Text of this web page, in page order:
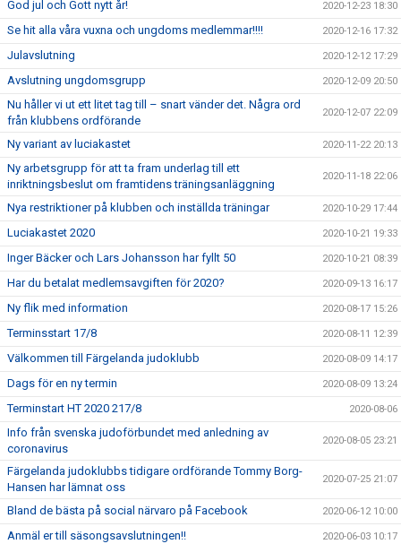
God jul och Gott nytt år! 2020-12-23 18:30
Se hit alla våra vuxna och ungdoms medlemmar!!!! 2020-12-16 17:32
Julavslutning 2020-12-12 17:29
Avslutning ungdomsgrupp 2020-12-09 20:50
Nu håller vi ut ett litet tag till – snart vänder det. Några ord
från klubbens ordförande
2020-12-07 22:09
Ny variant av luciakastet 2020-11-22 20:13
Ny arbetsgrupp för att ta fram underlag till ett
inriktningsbeslut om framtidens träningsanläggning
2020-11-18 22:06
Nya restriktioner på klubben och inställda träningar 2020-10-29 17:44
Luciakastet 2020 2020-10-21 19:33
Inger Bäcker och Lars Johansson har fyllt 50 2020-10-21 08:39
Har du betalat medlemsavgiften för 2020? 2020-09-13 16:17
Ny flik med information 2020-08-17 15:26
Terminsstart 17/8 2020-08-11 12:39
Välkommen till Färgelanda judoklubb 2020-08-09 14:17
Dags för en ny termin 2020-08-09 13:24
Terminstart HT 2020 217/8 2020-08-06
Info från svenska judoförbundet med anledning av
coronavirus
2020-08-05 23:21
Färgelanda judoklubbs tidigare ordförande Tommy Borg-
Hansen har lämnat oss
2020-07-25 21:07
Bland de bästa på social närvaro på Facebook 2020-06-12 10:00
Anmäl er till säsongsavslutningen!! 2020-06-03 10:17